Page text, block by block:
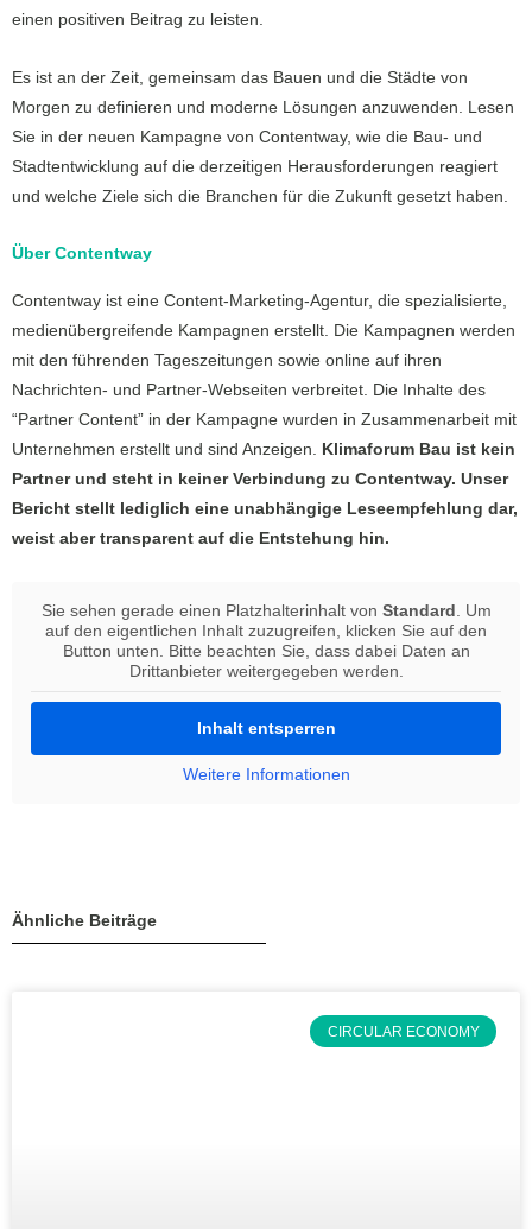
einen positiven Beitrag zu leisten.
Es ist an der Zeit, gemeinsam das Bauen und die Städte von
Morgen zu definieren und moderne Lösungen anzuwenden. Lesen
Sie in der neuen Kampagne von Contentway, wie die Bau- und
Stadtentwicklung auf die derzeitigen Herausforderungen reagiert
und welche Ziele sich die Branchen für die Zukunft gesetzt haben.
Über Contentway
Contentway ist eine Content-Marketing-Agentur, die spezialisierte,
medienübergreifende Kampagnen erstellt. Die Kampagnen werden
mit den führenden Tageszeitungen sowie online auf ihren
Nachrichten- und Partner-Webseiten verbreitet. Die Inhalte des
“Partner Content” in der Kampagne wurden in Zusammenarbeit mit
Unternehmen erstellt und sind Anzeigen. Klimaforum Bau ist kein
Partner und steht in keiner Verbindung zu Contentway. Unser
Bericht stellt lediglich eine unabhängige Leseempfehlung dar,
weist aber transparent auf die Entstehung hin.
Sie sehen gerade einen Platzhalterinhalt von Standard. Um
auf den eigentlichen Inhalt zuzugreifen, klicken Sie auf den
Button unten. Bitte beachten Sie, dass dabei Daten an
Drittanbieter weitergegeben werden.
Inhalt entsperren
Weitere Informationen
Ähnliche Beiträge
CIRCULAR ECONOMY